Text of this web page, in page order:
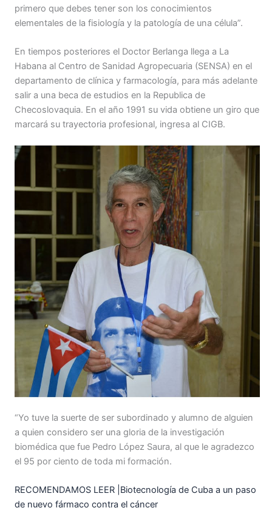
primero que debes tener son los conocimientos
elementales de la fisiología y la patología de una célula”.
En tiempos posteriores el Doctor Berlanga llega a La
Habana al Centro de Sanidad Agropecuaria (SENSA) en el
departamento de clínica y farmacología, para más adelante
salir a una beca de estudios en la Republica de
Checoslovaquia. En el año 1991 su vida obtiene un giro que
marcará su trayectoria profesional, ingresa al CIGB.
“Yo tuve la suerte de ser subordinado y alumno de alguien
a quien considero ser una gloria de la investigación
biomédica que fue Pedro López Saura, al que le agradezco
el 95 por ciento de toda mi formación.
RECOMENDAMOS LEER |Biotecnología de Cuba a un paso
de nuevo fármaco contra el cáncer